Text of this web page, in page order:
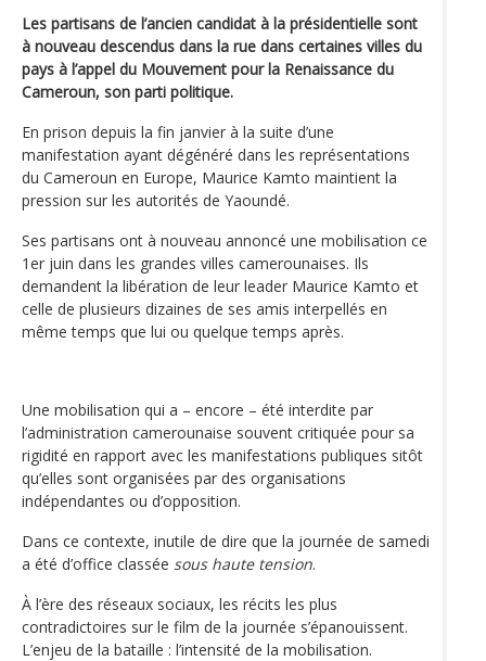
Les partisans de l’ancien candidat à la présidentielle sont
à nouveau descendus dans la rue dans certaines villes du
pays à l’appel du Mouvement pour la Renaissance du
Cameroun, son parti politique.
En prison depuis la fin janvier à la suite d’une
manifestation ayant dégénéré dans les représentations
du Cameroun en Europe, Maurice Kamto maintient la
pression sur les autorités de Yaoundé.
Ses partisans ont à nouveau annoncé une mobilisation ce
1er juin dans les grandes villes camerounaises. Ils
demandent la libération de leur leader Maurice Kamto et
celle de plusieurs dizaines de ses amis interpellés en
même temps que lui ou quelque temps après.
Une mobilisation qui a – encore – été interdite par
l’administration camerounaise souvent critiquée pour sa
rigidité en rapport avec les manifestations publiques sitôt
qu’elles sont organisées par des organisations
indépendantes ou d’opposition.
Dans ce contexte, inutile de dire que la journée de samedi
a été d’office classée sous haute tension.
À l’ère des réseaux sociaux, les récits les plus
contradictoires sur le film de la journée s’épanouissent.
L’enjeu de la bataille : l’intensité de la mobilisation.